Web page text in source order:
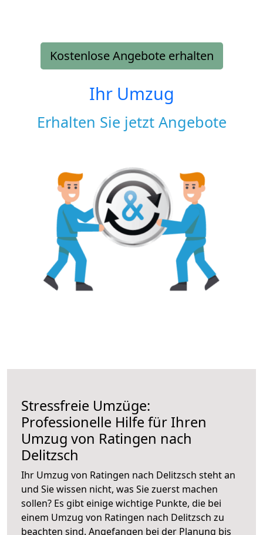
Kostenlose Angebote erhalten
Ihr Umzug
Erhalten Sie jetzt Angebote
Stressfreie Umzüge:
Professionelle Hilfe für Ihren
Umzug von Ratingen nach
Delitzsch
Ihr Umzug von Ratingen nach Delitzsch steht an
und Sie wissen nicht, was Sie zuerst machen
sollen? Es gibt einige wichtige Punkte, die bei
einem Umzug von Ratingen nach Delitzsch zu
beachten sind. Angefangen bei der Planung bis